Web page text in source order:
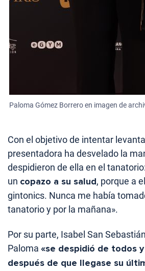
Paloma Gómez Borrero en imagen de
Con el objetivo de intentar
presentadora ha desvelado la
despidieron de ella en el
un copazo a su salud, porque a
gintonics. Nunca me había
tanatorio y por la mañana».
Por su parte, Isabel San
Paloma «se despidió de todos
después de que llegase su